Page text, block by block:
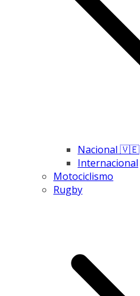
Nacional 🇻🇪
Internacional
Motociclismo
Rugby